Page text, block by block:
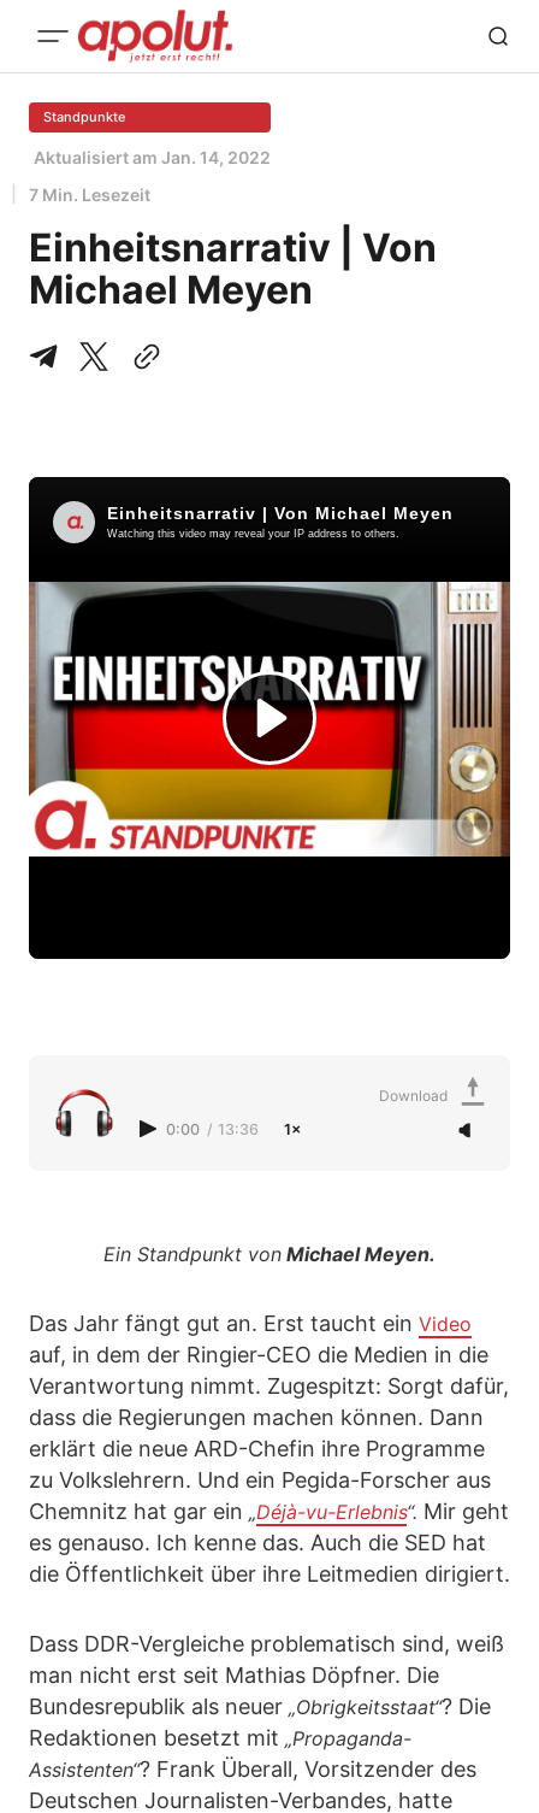
Standpunkte
Aktualisiert am Jan. 14, 2022
7 Min. Lesezeit
Einheitsnarrativ | Von
Michael Meyen
0:00 / 13:36 1×
Download
Ein Standpunkt von Michael Meyen.
Das Jahr fängt gut an. Erst taucht ein Video
auf, in dem der Ringier-CEO die Medien in die
Verantwortung nimmt. Zugespitzt: Sorgt dafür,
dass die Regierungen machen können. Dann
erklärt die neue ARD-Chefin ihre Programme
zu Volkslehrern. Und ein Pegida-Forscher aus
Chemnitz hat gar ein „Déjà-vu-Erlebnis“. Mir geht
es genauso. Ich kenne das. Auch die SED hat
die Öffentlichkeit über ihre Leitmedien dirigiert.
Dass DDR-Vergleiche problematisch sind, weiß
man nicht erst seit Mathias Döpfner. Die
Bundesrepublik als neuer „Obrigkeitsstaat“? Die
Redaktionen besetzt mit „Propaganda-
Assistenten“? Frank Überall, Vorsitzender des
Deutschen Journalisten-Verbandes, hatte